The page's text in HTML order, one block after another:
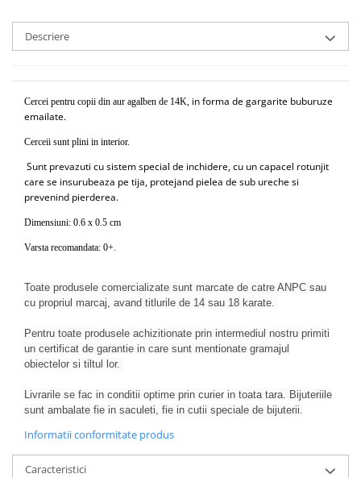
Descriere
Cercei pentru copii din aur agalben de 14K, in forma de gargarite buburuze
emailate.
Cerceii sunt plini in interior.
Sunt prevazuti cu sistem special de inchidere, cu un capacel rotunjit
care se insurubeaza pe tija, protejand pielea de sub ureche si
prevenind pierderea.
Dimensiuni: 0.6 x 0.5 cm
Varsta recomandata: 0+.
Toate produsele comercializate sunt marcate de catre ANPC sau
cu propriul marcaj, avand titlurile de 14 sau 18 karate.
Pentru toate produsele achizitionate prin intermediul nostru primiti
un certificat de garantie in care sunt mentionate gramajul
obiectelor si tiltul lor.
Livrarile se fac in conditii optime prin curier in toata tara. Bijuteriile
sunt ambalate fie in saculeti, fie in cutii speciale de bijuterii.
Informatii conformitate produs
Caracteristici